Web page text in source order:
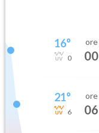
16°
0
ore
00
21°
6
ore
06